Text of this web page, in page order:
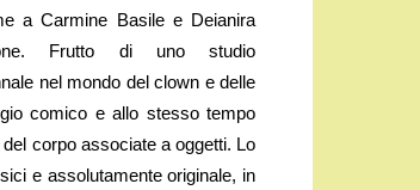
a Carmine Basile e Deianira
Frutto di uno studio
nel mondo del clown e delle
comico e allo stesso tempo
corpo associate a oggetti. Lo
e assolutamente originale, in